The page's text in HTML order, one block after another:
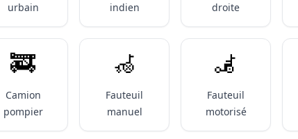
urbain
indien
droite
🚒
Camion
pompier
🦽
Fauteuil
manuel
🦼
Fauteuil
motorisé